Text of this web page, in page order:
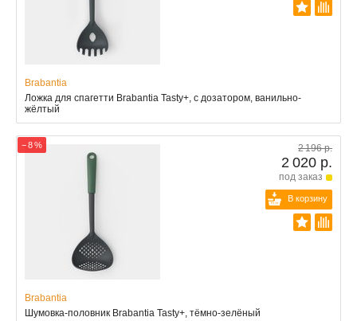
Brabantia
Ложка для спагетти Brabantia Tasty+, с дозатором, ванильно-
жёлтый
− 8 % 2 196 р.
2 020 р.
под заказ
В корзину
Brabantia
Шумовка-половник Brabantia Tasty+, тёмно-зелёный